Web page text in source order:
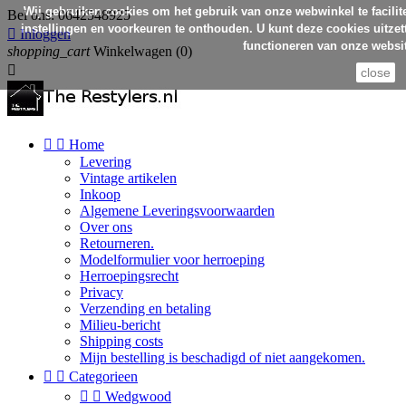
Bel ons:0642548925
 Inloggen
shopping_cart Winkelwagen (0)

  Home
Levering
Vintage artikelen
Inkoop
Algemene Leveringsvoorwaarden
Over ons
Retourneren.
Modelformulier voor herroeping
Herroepingsrecht
Privacy
Verzending en betaling
Milieu-bericht
Shipping costs
Mijn bestelling is beschadigd of niet aangekomen.
  Categorieen
  Wedgwood
Wij gebruiken cookies om het gebruik van onze webwinkel te
instellingen en voorkeuren te onthouden. U kunt deze cookies
functioneren van onze
close